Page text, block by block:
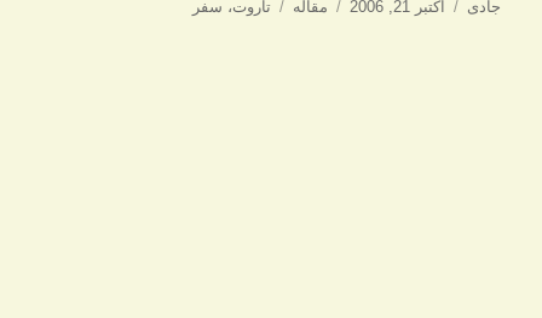
نویسنده
جادی
ارسال
اکتبر 21, 2006 دسته‌ها
مقاله برچسب‌ها
تاروت، سفر